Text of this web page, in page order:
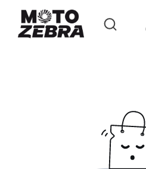
Otwórz